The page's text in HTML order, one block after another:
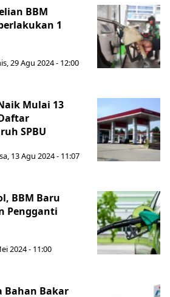
BBM
1
29 Agu 2024 - 12:00
Mulai 13
SPBU
13 Agu 2024 - 11:07
BBM Baru
Pengganti
2024 - 11:00
Bahan Bakar